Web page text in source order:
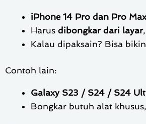
iPhone 14 Pro dan Pro Max
Harus dibongkar dari layar
Kalau dipaksain? Bisa
Contoh lain:
Galaxy S23 / S24 / S24
Bongkar butuh alat